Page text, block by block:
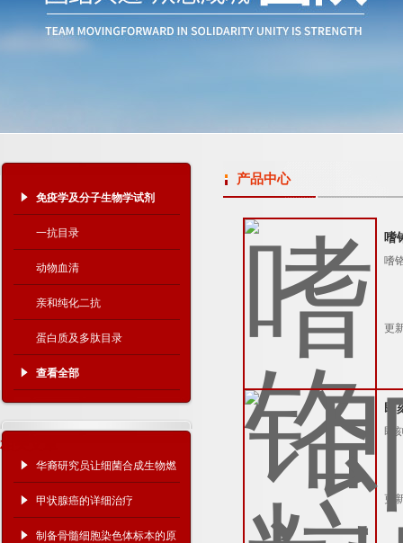
免疫学及分子生物学试剂
一抗目录
动物血清
亲和纯化二抗
蛋白质及多肽目录
查看全部
相关文章
华裔研究员让细菌合成生物燃
料的效率倍增
甲状腺癌的详细治疗
制备骨髓细胞染色体标本的原
产品中心
嗜
嗜
更
即
即
更